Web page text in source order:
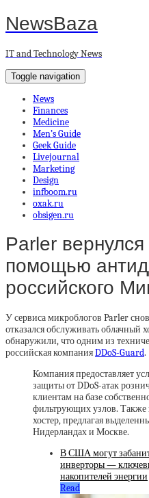
NewsBaza
IT and Technology News
Toggle navigation
News
Finances
Medicine
Men’s Guide
Geek Guide
Livejournal
Marketing
Design
infboom.ru
oxak.ru
obsigen.ru
Parler
помощью
российского
У сервиса микроблогов Parler
отказался обслуживать облачный
обнаружили, что одним из
российская компанияDDoS-Guard.
Компания предоставляет
защиты от DDoS-атак
клиентам на базе
фильтрующих узлов. Также
хостер, предлагая
Нидерландах и Москве.
В США могут
инверторы —
накопителей энергии
Read